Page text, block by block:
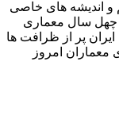
و اندیشه های خاصی
چهل سال معماری
پر از ظرافت ها
معماران امروز